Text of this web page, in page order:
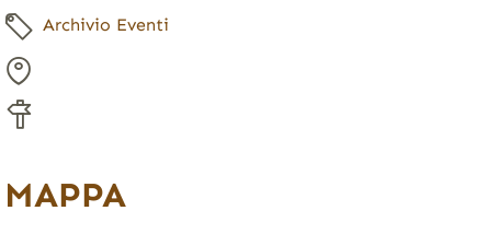
Archivio Eventi
MAPPA